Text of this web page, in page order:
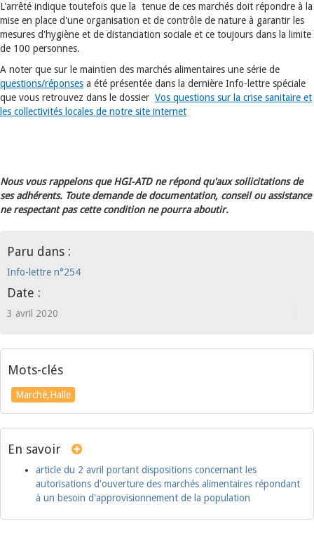
L'arrêté indique toutefois que la tenue de ces marchés doit répondre à la
mise en place d'une organisation et de contrôle de nature à garantir les
mesures d'hygiène et de distanciation sociale et ce toujours dans la limite
de 100 personnes.
A noter que sur le maintien des marchés alimentaires une série de
questions/réponses a été présentée dans la dernière Info-lettre spéciale
que vous retrouvez dans le dossier Vos questions sur la crise sanitaire et
les collectivités locales de notre site internet
Nous vous rappelons que HGI-ATD ne répond qu'aux sollicitations de
ses adhérents. Toute demande de documentation, conseil ou assistance
ne respectant pas cette condition ne pourra aboutir.
Paru dans :
Info-lettre n°254
Date :
3 avril 2020
Mots-clés
Marché,Halle
En savoir
article du 2 avril portant dispositions concernant les
autorisations d'ouverture des marchés alimentaires répondant
à un besoin d'approvisionnement de la population